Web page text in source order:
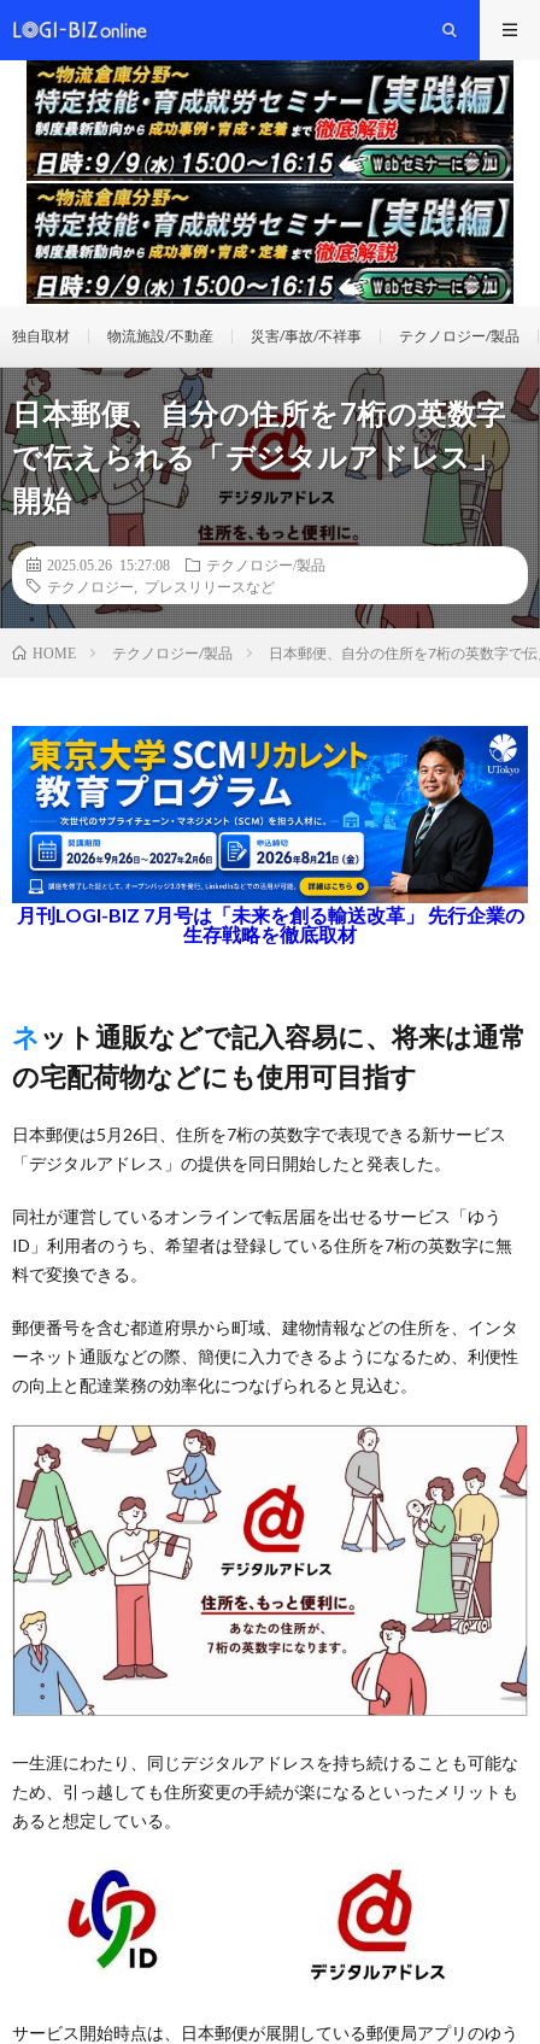
独自取材 物流施設/不動産 災害/事故/不祥事 テクノロジー/製品
日本郵便、自分の住所を7桁の英数字
で伝えられる「デジタルアドレス」
開始
2025.05.26 15:27:08
テクノロジー/製品
テクノロジー
プレスリリースなど
HOME テクノロジー/製品 日本郵便、自分の住所を7桁の英数字で
月刊LOGI-BIZ 7月号は「未来を創る輸送改革」 先行企業の
生存戦略を徹底取材
ネット通販などで記入容易に、将来は通常
の宅配荷物などにも使用可目指す
日本郵便は5月26日、住所を7桁の英数字で表現できる新サービス
「デジタルアドレス」の提供を同日開始したと発表した。
同社が運営しているオンラインで転居届を出せるサービス「ゆう
ID」利用者のうち、希望者は登録している住所を7桁の英数字に無
料で変換できる。
郵便番号を含む都道府県から町域、建物情報などの住所を、インタ
ーネット通販などの際、簡便に入力できるようになるため、利便性
の向上と配達業務の効率化につなげられると見込む。
一生涯にわたり、同じデジタルアドレスを持ち続けることも可能な
ため、引っ越しても住所変更の手続が楽になるといったメリットも
あると想定している。
サービス開始時点は、日本郵便が展開している郵便局アプリのゆう